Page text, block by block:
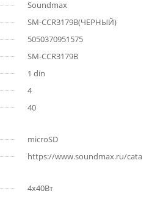
Soundmax
SM-CCR3179B(ЧЕРНЫЙ)
5050370951575
SM-CCR3179B
1 din
4
40
microSD
https://www.soundmax.ru/
4x40Вт